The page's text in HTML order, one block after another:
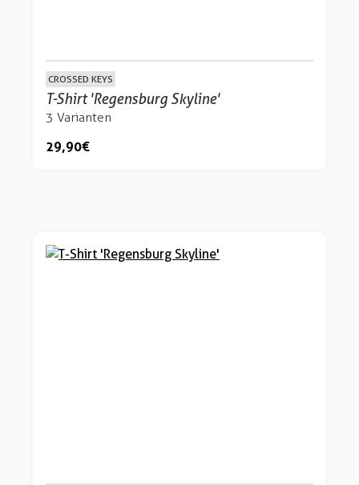
CROSSED KEYS
T-Shirt 'Regensburg Skyline'
3 Varianten
29,90 €